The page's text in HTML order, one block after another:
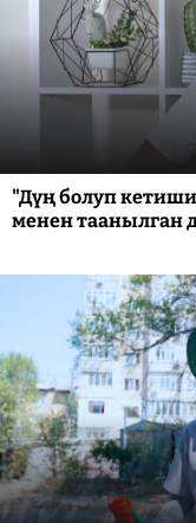
"Дүң болуп
менен таанылган